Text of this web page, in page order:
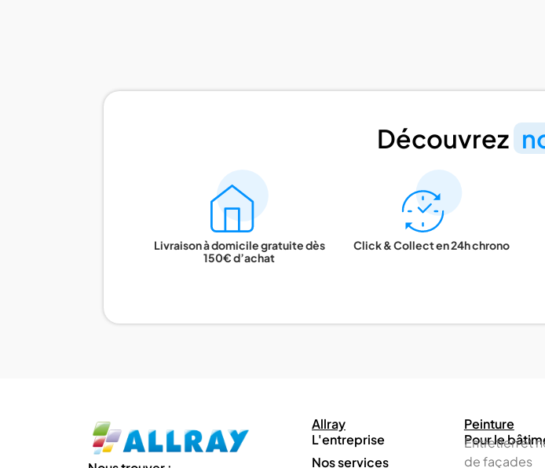
Découvrez
Livraison à domicile gratuite dès
150€ d’achat
Click & Collect en 24h chrono
Allray
L'entreprise
Nos services
Peinture
Pour le
Entretien et
de façades